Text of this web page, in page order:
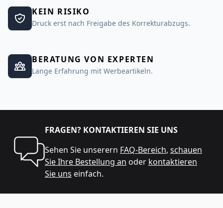
KEIN RISIKO
Druck erst nach Freigabe des Korrekturabzugs.
BERATUNG VON EXPERTEN
Lange Erfahrung mit Werbeartikeln.
FRAGEN? KONTAKTIEREN SIE UNS
Sehen Sie unserern FAQ-Bereich, schauen
Sie Ihre Bestellung an oder kontaktieren
Sie uns einfach.